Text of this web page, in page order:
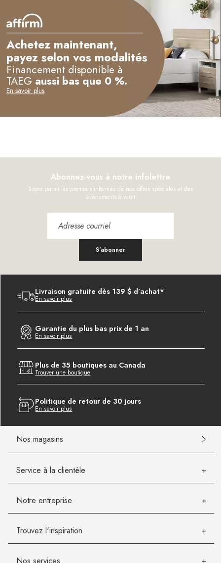
Achetez maintenant,
payez selon vos modalités
Financement disponible à
TAEG aussi bas que 0 %.
En savoir plus
Abonnez-vous à notre infolettre
Soyez parmi les premiers informés de nos offres spéciales et des
évènements à venir
S'abonner
Livraison gratuite dès 139 $ d’achat*
En savoir plus
Garantie du plus bas prix de 1 an
En savoir plus
Plus de 35 boutiques au Canada
Trouver une boutique
Politique de retour de 30 jours
En savoir plus
Nos magasins
Service à la clientèle
Notre entreprise
Trouvez l'inspiration